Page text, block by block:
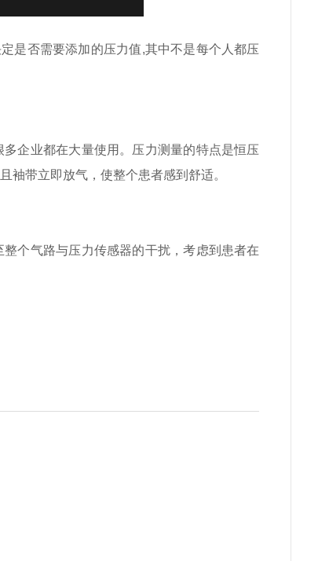
是否需要添加的压力值,其中不是每个人都压
企业都在大量使用。压力测量的特点是恒压
袖带立即放气，使整个患者感到舒适。
个气路与压力传感器的干扰，考虑到患者在